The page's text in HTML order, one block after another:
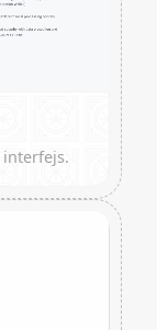
interfejs.